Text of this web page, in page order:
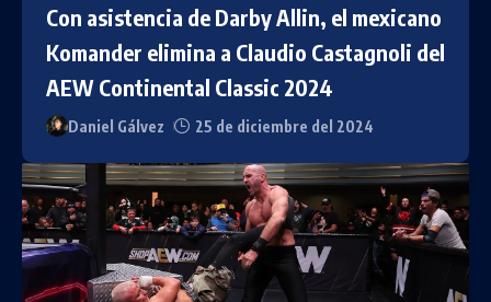
Con asistencia de Darby Allin, el mexicano
Komander elimina a Claudio Castagnoli del
AEW Continental Classic 2024
Daniel Gálvez 25 de diciembre del 2024